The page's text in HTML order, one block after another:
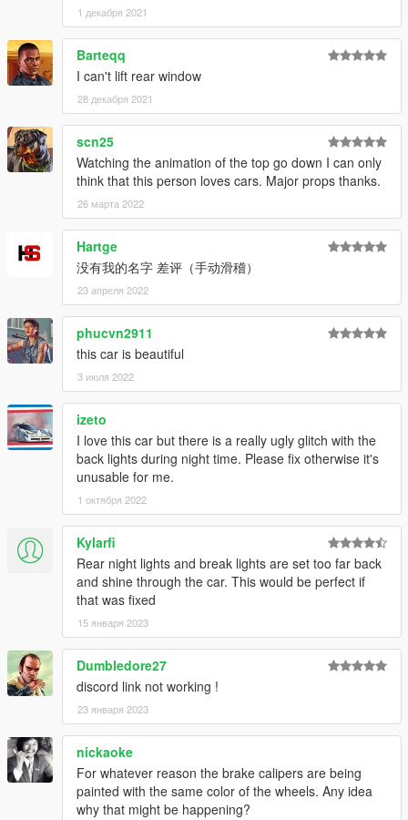
1 декабря 2021
Barteqq
I can't lift rear window
28 декабря 2021
scn25
Watching the animation of the top go down I can only
think that this person loves cars. Major props thanks.
26 марта 2022
Hartge
没有我的名字 差评（手动滑稽）
23 апреля 2022
phucvn2911
this car is beautiful
3 июля 2022
izeto
I love this car but there is a really ugly glitch with the
back lights during night time. Please fix otherwise it's
unusable for me.
1 октября 2022
Kylarfi
Rear night lights and break lights are set too far back
and shine through the car. This would be perfect if
that was fixed
15 января 2023
Dumbledore27
discord link not working !
23 января 2023
nickaoke
For whatever reason the brake calipers are being
painted with the same color of the wheels. Any idea
why that might be happening?